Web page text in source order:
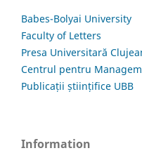
Babes-Bolyai University
Faculty of Letters
Presa Universitară
Centrul pentru
Publicații științifice UBB
Information